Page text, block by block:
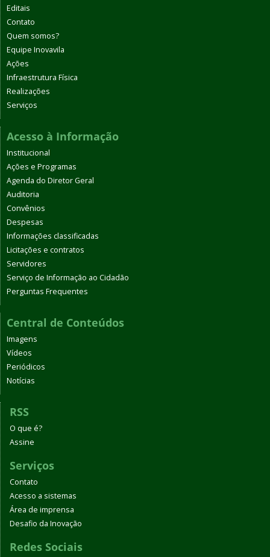
Editais
Contato
Quem somos?
Equipe Inovavila
Ações
Infraestrutura Física
Realizações
Serviços
Acesso à Informação
Institucional
Ações e Programas
Agenda do Diretor Geral
Auditoria
Convênios
Despesas
Informações classificadas
Licitações e contratos
Servidores
Serviço de Informação ao Cidadão
Perguntas Frequentes
Central de Conteúdos
Imagens
Vídeos
Periódicos
Notícias
RSS
O que é?
Assine
Serviços
Contato
Acesso a sistemas
Área de imprensa
Desafio da Inovação
Redes Sociais